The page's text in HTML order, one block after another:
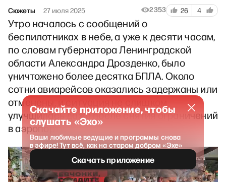
Сюжеты 27 июля 2025 2353 26 4
Утро началось с сообщений о
беспилотниках в небе, а уже к десяти часам,
по словам губернатора Ленинградской
области Александра Дрозденко, было
уничтожено более десятка БПЛА. Около
сотни авиарейсов оказались задержаны или
отменены, и ситуация не слишком
улучшилась даже после снятия ограничений
в аэропорту.
Скачайте приложение, чтобы
слушать «Эхо»
Ваши любимые ведущие и программы снова
в эфире! Тут всё, как на старом добром «Эхе»
Скачать приложение